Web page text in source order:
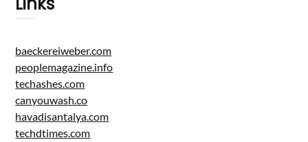
baeckereiweber.com
peoplemagazine.info
techashes.com
canyouwash.co
havadisantalya.com
techdtimes.com